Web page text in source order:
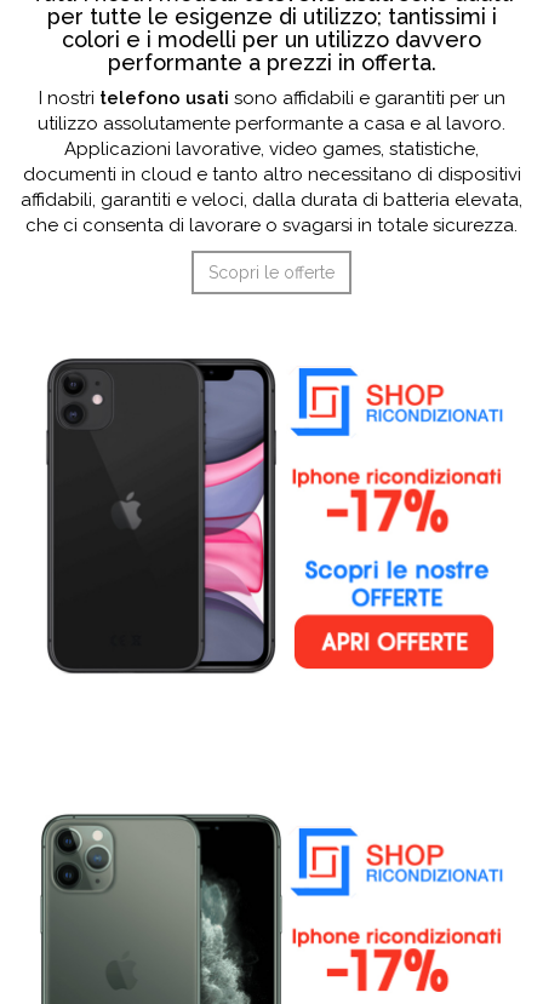
per tutte le esigenze di utilizzo; tantissimi i
colori e i modelli per un utilizzo davvero
performante a prezzi in offerta.
I nostri telefono usati sono affidabili e garantiti per un
utilizzo assolutamente performante a casa e al lavoro.
Applicazioni lavorative, video games, statistiche,
documenti in cloud e tanto altro necessitano di dispositivi
affidabili, garantiti e veloci, dalla durata di batteria elevata,
che ci consenta di lavorare o svagarsi in totale sicurezza.
Scopri le offerte